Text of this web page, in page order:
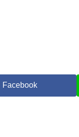
Facebook